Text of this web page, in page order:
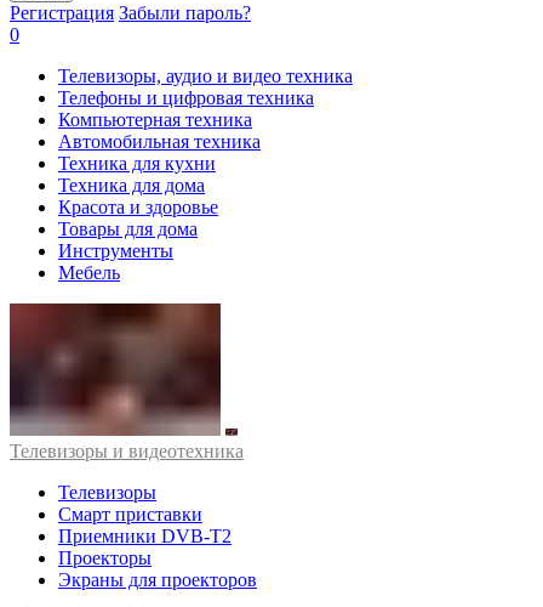
Регистрация Забыли пароль?
0
Телевизоры, аудио и видео техника
Телефоны и цифровая техника
Компьютерная техника
Автомобильная техника
Техника для кухни
Техника для дома
Красота и здоровье
Товары для дома
Инструменты
Мебель
Телевизоры и видеотехника
Телевизоры
Смарт приставки
Приемники DVB-T2
Проекторы
Экраны для проекторов